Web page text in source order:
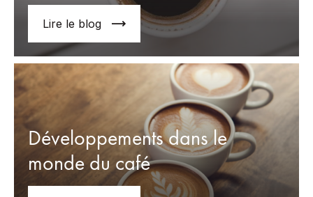
Lire le blog
Développements dans le
monde du café